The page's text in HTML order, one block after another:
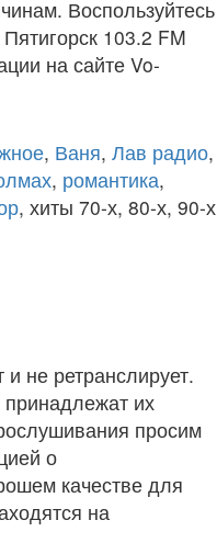
Воспользуйтесь
103.2 FM
на сайте Vo-
, Ваня, Лав радио,
, романтика,
, хиты 70-х, 80-х, 90-х
не ретранслирует.
их
просим
о
качестве для
на